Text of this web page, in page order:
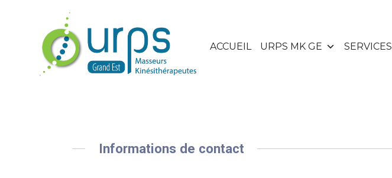
ACCUEIL URPS MK GE SERVICES
Informations de contact